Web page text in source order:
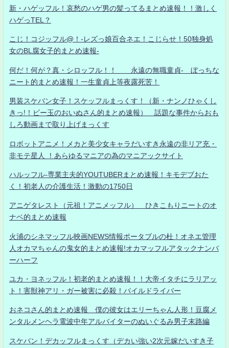
新・ハゲッフル！哀愁のハゲ男の髪ってるまとめ速報！！激しく
ハゲっTEL？
こじ！コジッフル@！-レズっ娘百合ネエ！こじらせ！50独身処
女のBL腐女子的まとめ速報-
何だ！何が？真・シロッフル！！ 永遠の無職童貞- ぼっちな
ニート的まとめ速報！一生童貞上等夜露死苦！
男装スケバン女子！スケッフルまっくす！（新・ナンノひゃくし
きっ!！ビー玉のおいぬさん的まとめ速報） 話題な事件からおも
しろ動画まで取り上げまっくす
ロボットアニメ！メカと美少女キャラだいすき永遠の非リア充・
非モテ星人 ！あらゆるマニアの為のマニアックサイト
ハルッフル-専業主夫的YOUTUBERまとめ速報！キモデブおた
く！初老人の介護生活！激動の1750日
アニゲタレスト（元祖！アニメッフル） ひきこもりニートのオ
ナベ的まとめ速報
火浦のシネマッフル映画NEWS情報ポータブルの杜！オネエ管理
人オカマちゃんの鬼女的まとめ速報!オカマッフルアタックナンバ
ーハーフ
ユカ・ヨネッフル！初老的まとめ速報！！大帝イタチにラリアッ
ト！害獣神アリ・ガー被害に必殺！パイルドライバー
おネコさん的まとめ速報 僕の彼女はエリーちゃん人形！豆腐メ
ンタルメンヘラ電波中年アルバイターのぬいぐるみ男子末路編
スケバン！デカッフルまっくす（デカい強い2次元嫁だいすき子